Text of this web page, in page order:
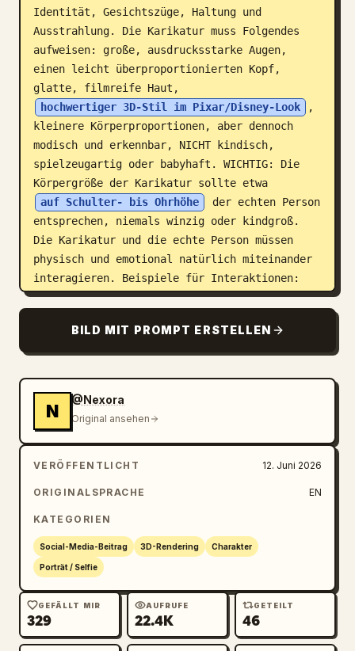
Identität, Gesichtszüge, Haltung und
Ausstrahlung. Die Karikatur muss Folgendes
aufweisen: große, ausdrucksstarke Augen,
einen leicht überproportionierten Kopf,
glatte, filmreife Haut,
hochwertiger 3D-Stil im Pixar/Disney-Look
,
kleinere Körperproportionen, aber dennoch
modisch und erkennbar, NICHT kindisch,
spielzeugartig oder babyhaft. WICHTIG: Die
Körpergröße der Karikatur sollte etwa
auf Schulter- bis Ohrhöhe
der echten Person
entsprechen, niemals winzig oder kindgroß.
Die Karikatur und die echte Person müssen
physisch und emotional natürlich miteinander
interagieren. Beispiele für Interaktionen:
Händchenhalten, sich ansehen, zusammen gehen,
Pose, Schulter berühren, spiegelnde Pose,
aufeinander reagieren, ungezwungene Chemie,
sollte sich wie eine lebendige, animierte
Version derselben Person anfühlen, die in
derselben Welt existiert. Bewahre nach
Möglichkeit die ursprüngliche Szene,
Beleuchtung und Perspektive. Professionelle
Fotografie-Komposition, filmische
luxuriöser redaktioneller Realismus
kombiniert mit hochwertiger stilisierter 3D-
Animation. Kein winziger Begleiter, kein
unzusammenhängende Pose, keine separat
stehende Figur, keine Spielzeugproportionen,
kein Plastikpuppen-Look, kein Ersetzen der
BILD MIT PROMPT ERSTELLEN
N
@Nexora
Original ansehen
VERÖFFENTLICHT 12. Juni 2026
ORIGINALSPRACHE EN
KATEGORIEN
Social-Media-Beitrag 3D-Rendering Charakter
Porträt / Selfie
GEFÄLLT MIR
329
AUFRUFE
22.4K
GETEILT
46